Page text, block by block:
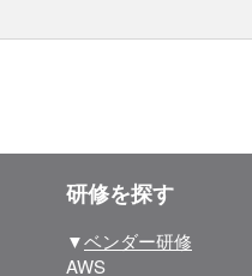
研修を探す
▼ベンダー研修
AWS